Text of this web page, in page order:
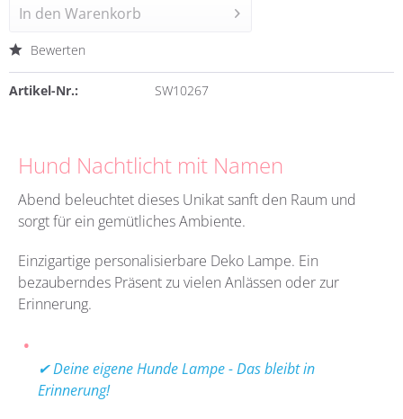
In den Warenkorb
Bewerten
Artikel-Nr.: SW10267
Hund Nachtlicht mit Namen
Abend beleuchtet dieses Unikat sanft den Raum und
sorgt für ein gemütliches Ambiente.
Einzigartige personalisierbare Deko Lampe. Ein
bezauberndes Präsent zu vielen Anlässen oder zur
Erinnerung.
✔ Deine eigene Hunde Lampe - Das bleibt in
Erinnerung!